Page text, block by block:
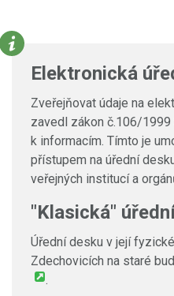
Elektronická
Zveřejňovat údaje na
zavedl zákon č.106/
k informacím. Tímto je
přístupem na úřední
veřejných institucí a
"Klasická"
Úřední desku v její
Zdechovicích na staré
.